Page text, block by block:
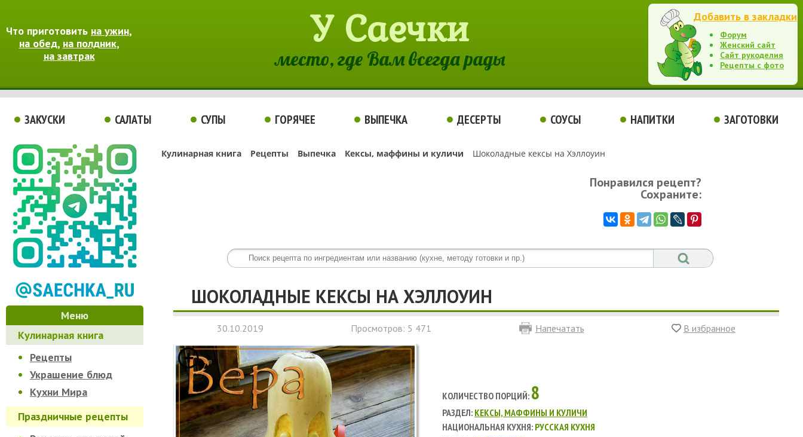
Что приготовить на ужин,
на обед, на полдник,
на завтрак
У Саечки
место, где Вам всегда рады
Добавить в закладки
Форум
Женский сайт
Сайт рукоделия
Рецепты с фото
ЗАКУСКИ САЛАТЫ СУПЫ ГОРЯЧЕЕ ВЫПЕЧКА ДЕСЕРТЫ СОУСЫ НАПИТКИ ЗАГОТОВКИ
Меню
Кулинарная книга
Рецепты
Украшение блюд
Кухни Мира
Праздничные рецепты
Кулинарная книга Рецепты Выпечка Кексы, маффины и куличи Шоколадные кексы на Хэллоуин
Понравился рецепт?
Сохраните:
ШОКОЛАДНЫЕ КЕКСЫ НА ХЭЛЛОУИН
30.10.2019 Просмотров: 5 471 Напечатать В избранное
КОЛИЧЕСТВО ПОРЦИЙ: 8
РАЗДЕЛ: КЕКСЫ, МАФФИНЫ И КУЛИЧИ
НАЦИОНАЛЬНАЯ КУХНЯ: РУССКАЯ КУХНЯ